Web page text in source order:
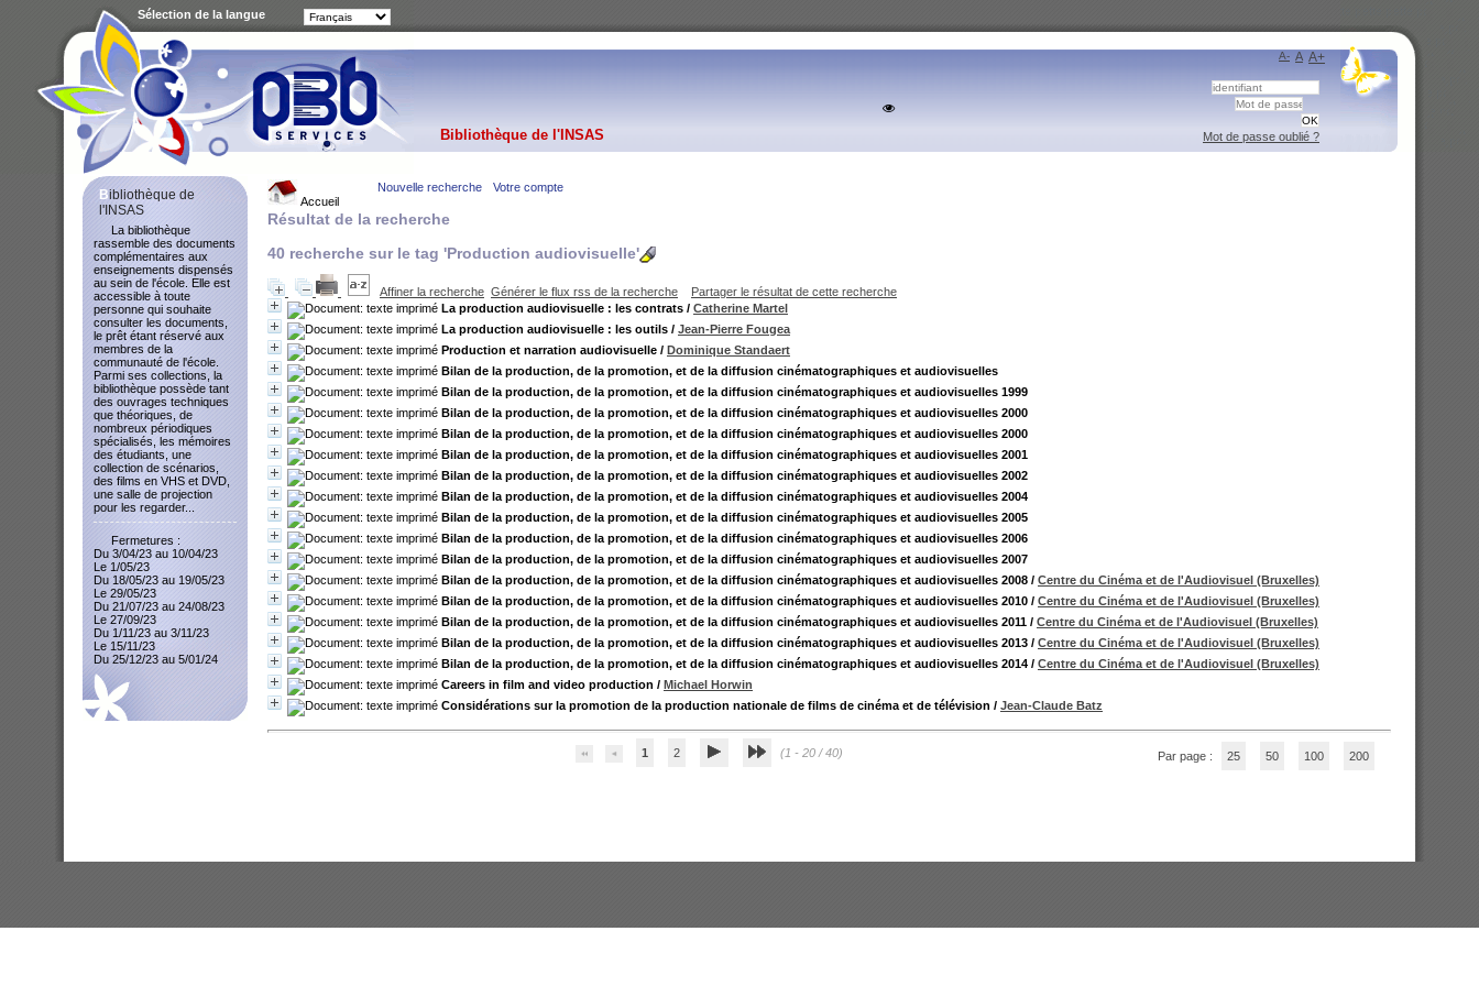
Accueil
Bibliothèque de l'INSAS
Nouvelle recherche Votre compte
Résultat de la recherche
40 recherche sur le tag 'Production audiovisuelle'
Affiner la recherche Générer le flux rss de la recherche
Partager le résultat de cette recherche
La production audiovisuelle : les contrats / Catherine Martel
La production audiovisuelle : les outils / Jean-Pierre Fougea
Production et narration audiovisuelle / Dominique Standaert
Bilan de la production, de la promotion, et de la diffusion cinématographiques et audiovisuelles
Bilan de la production, de la promotion, et de la diffusion cinématographiques et audiovisuelles 1999
Bilan de la production, de la promotion, et de la diffusion cinématographiques et audiovisuelles 2000
Bilan de la production, de la promotion, et de la diffusion cinématographiques et audiovisuelles 2000
Bilan de la production, de la promotion, et de la diffusion cinématographiques et audiovisuelles 2001
Bilan de la production, de la promotion, et de la diffusion cinématographiques et audiovisuelles 2002
Bilan de la production, de la promotion, et de la diffusion cinématographiques et audiovisuelles 2004
Bilan de la production, de la promotion, et de la diffusion cinématographiques et audiovisuelles 2005
Bilan de la production, de la promotion, et de la diffusion cinématographiques et audiovisuelles 2006
Bilan de la production, de la promotion, et de la diffusion cinématographiques et audiovisuelles 2007
Bilan de la production, de la promotion, et de la diffusion cinématographiques et audiovisuelles 2008 / Centre du Cinéma et de l'Audiovisuel (Bruxelles)
Bilan de la production, de la promotion, et de la diffusion cinématographiques et audiovisuelles 2010 / Centre du Cinéma et de l'Audiovisuel (Bruxelles)
Bilan de la production, de la promotion, et de la diffusion cinématographiques et audiovisuelles 2011 / Centre du Cinéma et de l'Audiovisuel (Bruxelles)
Bilan de la production, de la promotion, et de la diffusion cinématographiques et audiovisuelles 2013 / Centre du Cinéma et de l'Audiovisuel (Bruxelles)
Bilan de la production, de la promotion, et de la diffusion cinématographiques et audiovisuelles 2014 / Centre du Cinéma et de l'Audiovisuel (Bruxelles)
Careers in film and video production / Michael Horwin
Considérations sur la promotion de la production nationale de films de cinéma et de télévision / Jean-Claude Batz
1 2 (1 - 20 / 40) Par page : 25 50 100 200
Bibliothèque de
l'INSAS
La bibliothèque
rassemble des documents
complémentaires aux
enseignements dispensés
au sein de l'école. Elle est
accessible à toute
personne qui souhaite
consulter les documents,
le prêt étant réservé aux
membres de la
communauté de l'école.
Parmi ses collections, la
bibliothèque possède tant
des ouvrages techniques
que théoriques, de
nombreux périodiques
spécialisés, les mémoires
des étudiants, une
collection de scénarios,
des films en VHS et DVD,
une salle de projection
pour les regarder...
Fermetures :
Du 3/04/23 au 10/04/23
Le 1/05/23
Du 18/05/23 au 19/05/23
Le 29/05/23
Du 21/07/23 au 24/08/23
Le 27/09/23
Du 1/11/23 au 3/11/23
Le 15/11/23
Du 25/12/23 au 5/01/24
A- A A+
Sélection de la langue
Mot de passe oublié ?